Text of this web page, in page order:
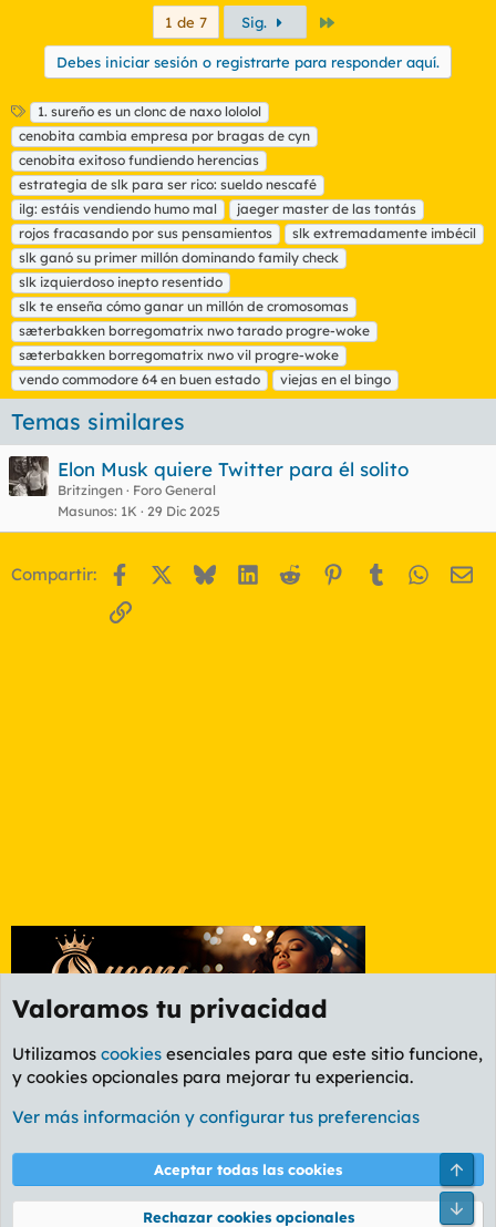
1 de 7 Sig.
Debes iniciar sesión o registrarte para responder aquí.
E
t
i
q
u
e
t
a
s
1. sureño es un clonc de naxo lololol
cenobita cambia empresa por bragas de cyn
cenobita exitoso fundiendo herencias
estrategia de slk para ser rico: sueldo nescafé
ilg: estáis vendiendo humo mal
jaeger master de las tontás
rojos fracasando por sus pensamientos
slk extremadamente imbécil
slk ganó su primer millón dominando family check
slk izquierdoso inepto resentido
slk te enseña cómo ganar un millón de cromosomas
sæterbakken borregomatrix nwo tarado progre-woke
sæterbakken borregomatrix nwo vil progre-woke
vendo commodore 64 en buen estado
viejas en el bingo
Temas similares
Elon Musk quiere Twitter para él solito
Britzingen
Foro General
Masunos 1K 29 Dic 2025
Compartir: Facebook BlueskyLinkedIn
Reddit Pinterest
Tumblr
Enlace
Foro General
Cookies
PL OLDSTYLE AMARILLO
Términos y reglas Política de privacidad Ayuda
Valoramos tu privacidad
Utilizamos cookies esenciales para que este sitio funcione,
y cookies opcionales para mejorar tu experiencia.
Ver más información y configurar tus preferencias
Aceptar todas las cookies
Rechazar cookies opcionales
Pie